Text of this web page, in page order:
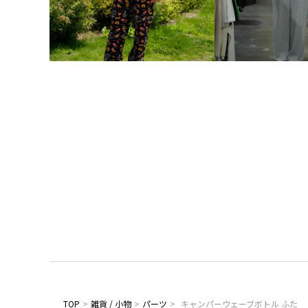
TOP > 雑貨 / 小物 > パーツ > キャンパーウェーブボトル ふた